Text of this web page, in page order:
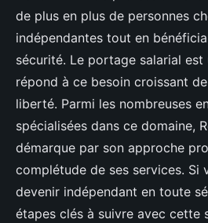
indépendant en
avec Régie Portage
Ayden•3 juillet 2024•3 min de
de plus en plus de personnes
indépendantes tout en
sécurité. Le portage salarial est
répond à ce besoin croissant
liberté. Parmi les nombreuses
spécialisées dans ce domaine,
démarque par son approche
complétude de ses services. Si
devenir indépendant en toute
étapes clés à suivre avec cette